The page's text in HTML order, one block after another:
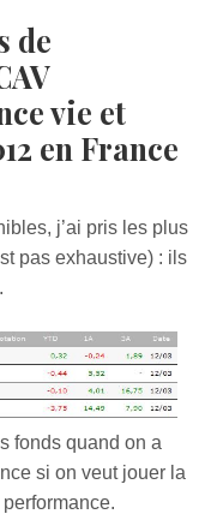
de
vie et
en France
j’ai pris les plus
pas exhaustive) : ils
fonds quand on a
si on veut jouer la